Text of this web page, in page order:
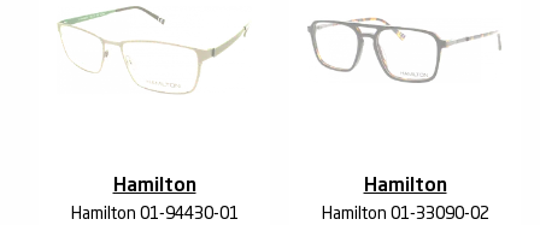
Hamilton
Hamilton 01-94430-01
Hamilton
Hamilton 01-33090-02